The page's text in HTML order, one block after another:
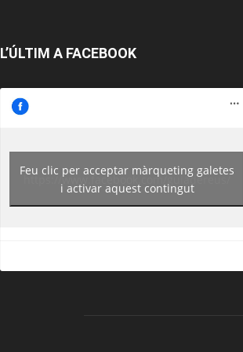
L’ÚLTIM A FACEBOOK
https://www.facebook.com/guiadereus/
Feu clic per acceptar màrqueting galetes
i activar aquest contingut